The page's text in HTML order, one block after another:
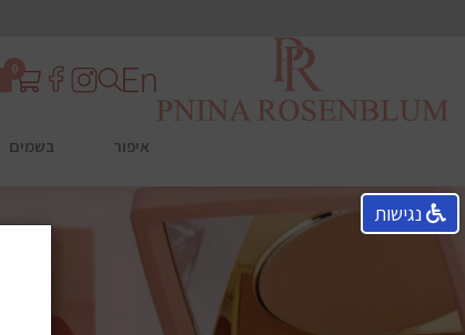
0
איפור בשמים
נגישות